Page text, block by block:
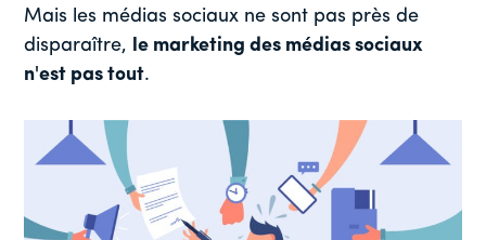
Mais les médias sociaux ne sont pas près de
disparaître, le marketing des médias sociaux
n'est pas tout.